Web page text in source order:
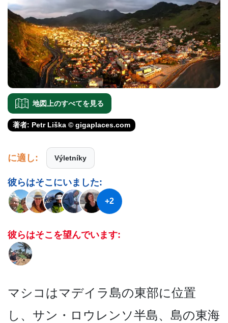
地図上のすべてを見る
著者: Petr Liška © gigaplaces.com
に適し: Výletníky
彼らはそこにいました:
+2
彼らはそこを望んでいます:
マシコはマデイラ島の東部に­位置
し、サン・ロウレンソ半島、島の東海